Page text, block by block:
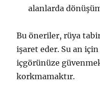
alanlarda
Bu öneriler, rüya
işaret eder. Su an
içgörünüze
korkmamaktır.